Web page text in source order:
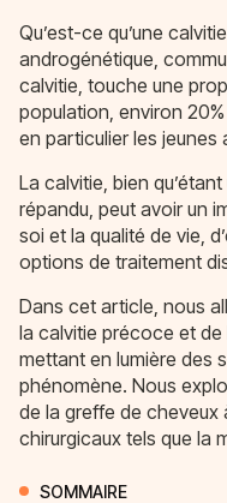
Qu’est-ce qu’une
androgénétique,
calvitie, touche une
population, environ
en particulier les jeunes
La calvitie, bien
répandu, peut avoir un
soi et la qualité de vie,
options de traitement
Dans cet article, nous
la calvitie précoce et
mettant en lumière des
phénomène. Nous
de la greffe de
chirurgicaux tels que la
SOMMAIRE